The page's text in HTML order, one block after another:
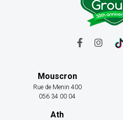
Mouscron
Rue de Menin 400
056 34 00 04
Ath